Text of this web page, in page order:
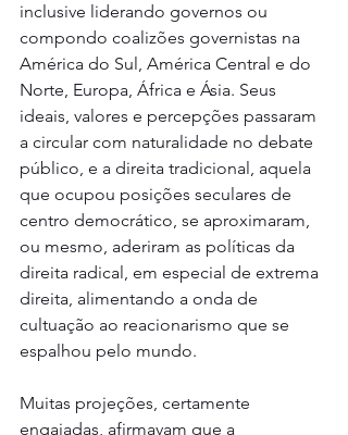
inclusive liderando governos ou
compondo coalizões governistas na
América do Sul, América Central e do
Norte, Europa, África e Ásia. Seus
ideais, valores e percepções passaram
a circular com naturalidade no debate
público, e a direita tradicional, aquela
que ocupou posições seculares de
centro democrático, se aproximaram,
ou mesmo, aderiram as políticas da
direita radical, em especial de extrema
direita, alimentando a onda de
cultuação ao reacionarismo que se
espalhou pelo mundo.
Muitas projeções, certamente
engajadas, afirmavam que a